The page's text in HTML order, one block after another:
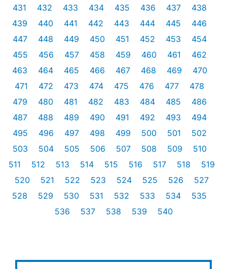
431
432 433 434 435 436 437
438
439
440 441 442 443 444 445
446
447
448 449 450 451 452 453
454
455
456 457 458 459 460 461
462
463
464 465 466 467 468 469
470
471
472 473 474 475 476 477
478
479
480 481 482 483 484 485
486
487
488 489 490 491 492 493
494
495
496 497 498 499 500 501
502
503
504 505 506 507 508 509
510
511
512 513 514 515 516 517 518
519
520
521 522 523 524 525 526
527
528
529 530 531 532 533 534
535
536
537 538 539 540